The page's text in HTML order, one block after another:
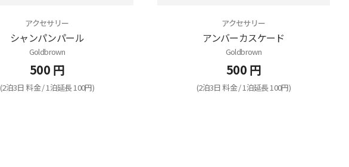
アクセサリー
シャンパンパール
Goldbrown
500 円
(2泊3日 料金 / 1泊延長 100円)
アクセサリー
アンバーカスケード
Goldbrown
500 円
(2泊3日 料金 / 1泊延長 100円)